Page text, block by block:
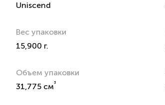
Uniscend
Вес упаковки
15,900 г.
Объем упаковки
31,775 см³